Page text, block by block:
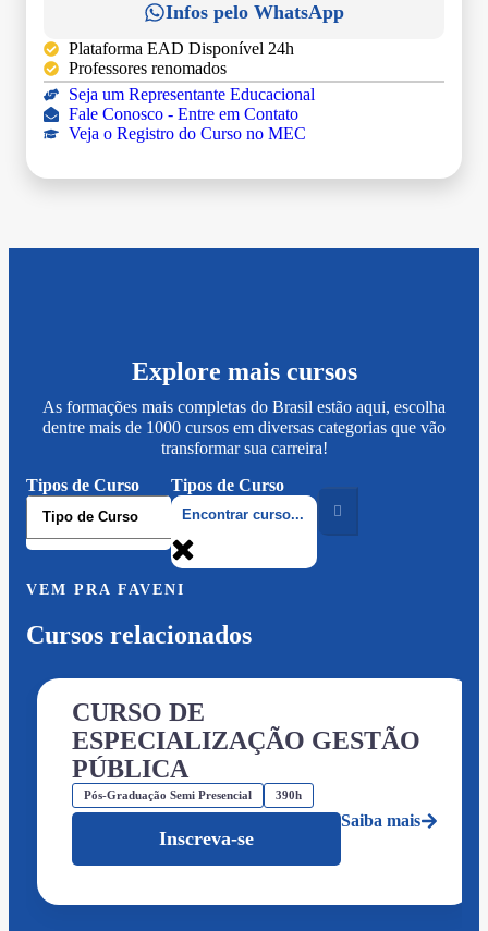
Infos pelo WhatsApp
Plataforma EAD Disponível 24h
Professores renomados
Seja um Representante Educacional
Fale Conosco - Entre em Contato
Veja o Registro do Curso no MEC
Explore mais cursos
As formações mais completas do Brasil estão aqui, escolha
dentre mais de 1000 cursos em diversas categorias que vão
transformar sua carreira!
Tipos de Curso
Tipos de Curso
VEM PRA FAVENI
Cursos relacionados
CURSO DE
ESPECIALIZAÇÃO GESTÃO
PÚBLICA
Pós-Graduação Semi Presencial 390h
Inscreva-se
Saiba mais